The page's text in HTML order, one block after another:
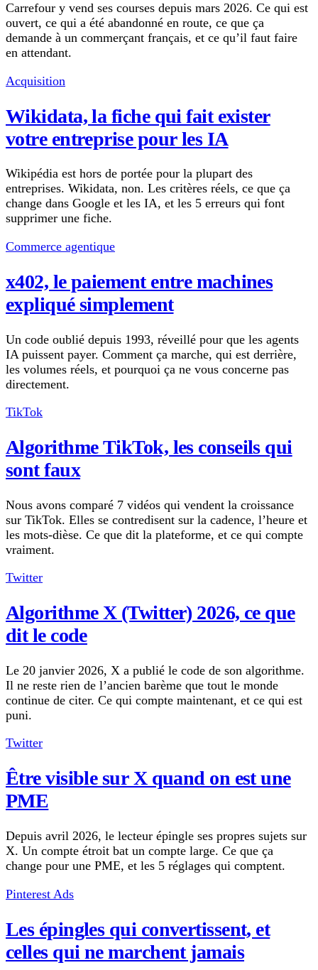
Carrefour y vend ses courses depuis mars 2026. Ce qui est
ouvert, ce qui a été abandonné en route, ce que ça
demande à un commerçant français, et ce qu’il faut faire
en attendant.
Acquisition
Wikidata, la fiche qui fait exister
votre entreprise pour les IA
Wikipédia est hors de portée pour la plupart des
entreprises. Wikidata, non. Les critères réels, ce que ça
change dans Google et les IA, et les 5 erreurs qui font
supprimer une fiche.
Commerce agentique
x402, le paiement entre machines
expliqué simplement
Un code oublié depuis 1993, réveillé pour que les agents
IA puissent payer. Comment ça marche, qui est derrière,
les volumes réels, et pourquoi ça ne vous concerne pas
directement.
TikTok
Algorithme TikTok, les conseils qui
sont faux
Nous avons comparé 7 vidéos qui vendent la croissance
sur TikTok. Elles se contredisent sur la cadence, l’heure et
les mots-dièse. Ce que dit la plateforme, et ce qui compte
vraiment.
Twitter
Algorithme X (Twitter) 2026, ce que
dit le code
Le 20 janvier 2026, X a publié le code de son algorithme.
Il ne reste rien de l’ancien barème que tout le monde
continue de citer. Ce qui compte maintenant, et ce qui est
puni.
Twitter
Être visible sur X quand on est une
PME
Depuis avril 2026, le lecteur épingle ses propres sujets sur
X. Un compte étroit bat un compte large. Ce que ça
change pour une PME, et les 5 réglages qui comptent.
Pinterest Ads
Les épingles qui convertissent, et
celles qui ne marchent jamais